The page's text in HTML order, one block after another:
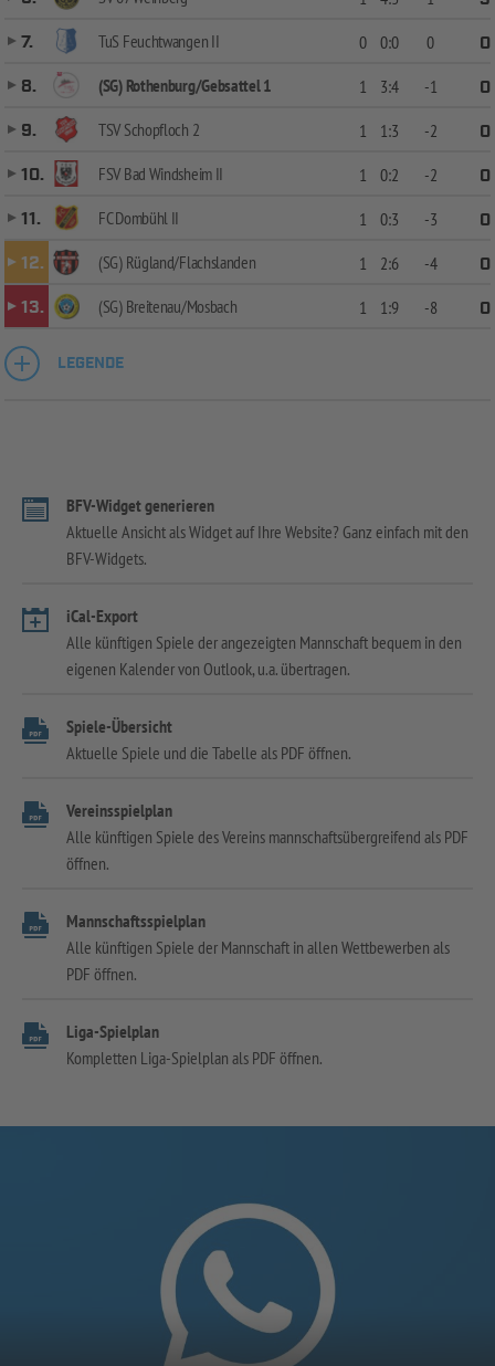
7.
TuS Feuchtwangen II 0 0:0 0
0
8.
(SG) Rothenburg/Gebsattel 1 1 3:4 -1
0
9.
TSV Schopfloch 2 1 1:3 -2
0
10.
FSV Bad Windsheim II 1 0:2 -2
0
11.
FC Dombühl II 1 0:3 -3
0
12.
(SG) Rügland/Flachslanden 1 2:6 -4
0
13.
(SG) Breitenau/Mosbach 1 1:9 -8 0
LEGENDE
BFV-Widget generieren
Aktuelle Ansicht als Widget auf Ihre Website? Ganz einfach mit den
BFV-Widgets.
iCal-Export
Alle künftigen Spiele der angezeigten Mannschaft bequem in den
eigenen Kalender von Outlook, u.a. übertragen.
Spiele-Übersicht
Aktuelle Spiele und die Tabelle als PDF öffnen.
Vereinsspielplan
Alle künftigen Spiele des Vereins mannschaftsübergreifend als PDF
öffnen.
Mannschaftsspielplan
Alle künftigen Spiele der Mannschaft in allen Wettbewerben als
PDF öffnen.
Liga-Spielplan
Kompletten Liga-Spielplan als PDF öffnen.